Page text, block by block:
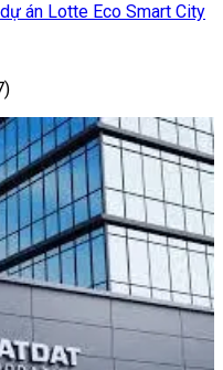
án Lotte Eco Smart City